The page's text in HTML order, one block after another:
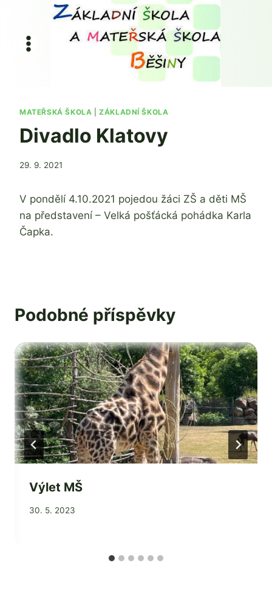
obsah
MATEŘSKÁ ŠKOLA |ZÁKLADNÍ ŠKOLA
Divadlo Klatovy
Od
29. 9. 2021
V pondělí 4.10.2021 pojedou žáci ZŠ a děti MŠ
na představení – Velká pošťácká pohádka Karla
Čapka.
Podobné příspěvky
Výlet MŠ
Od
30. 5. 2023